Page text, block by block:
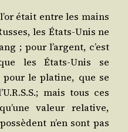
était entre les mains
les États-Unis ne
; pour l’argent, c’est
les États-Unis se
le pla­tine, que se
mais tous ces
valeur rela­tive,
n’en sont pas